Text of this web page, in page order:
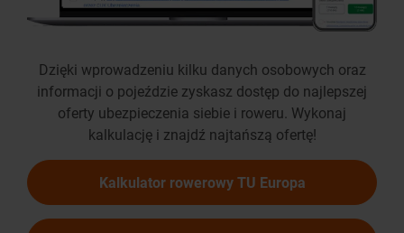
Dzięki wprowadzeniu kilku danych osobowych oraz
informacji o pojeździe zyskasz dostęp do najlepszej
oferty ubezpieczenia siebie i roweru. Wykonaj
kalkulację i znajdź najtańszą ofertę!
Kalkulator rowerowy TU Europa